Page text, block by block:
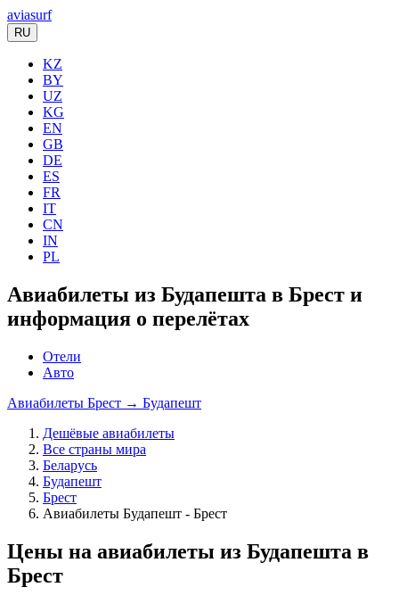
aviasurf
RU
KZ
BY
UZ
KG
EN
GB
DE
ES
FR
IT
CN
IN
PL
Авиабилеты из Будапешта в Брест и
информация о перелётах
Отели
Авто
Авиабилеты Брест → Будапешт
Дешёвые авиабилеты
Все страны мира
Беларусь
Будапешт
Брест
Авиабилеты Будапешт - Брест
Цены на авиабилеты из Будапешта в
Брест